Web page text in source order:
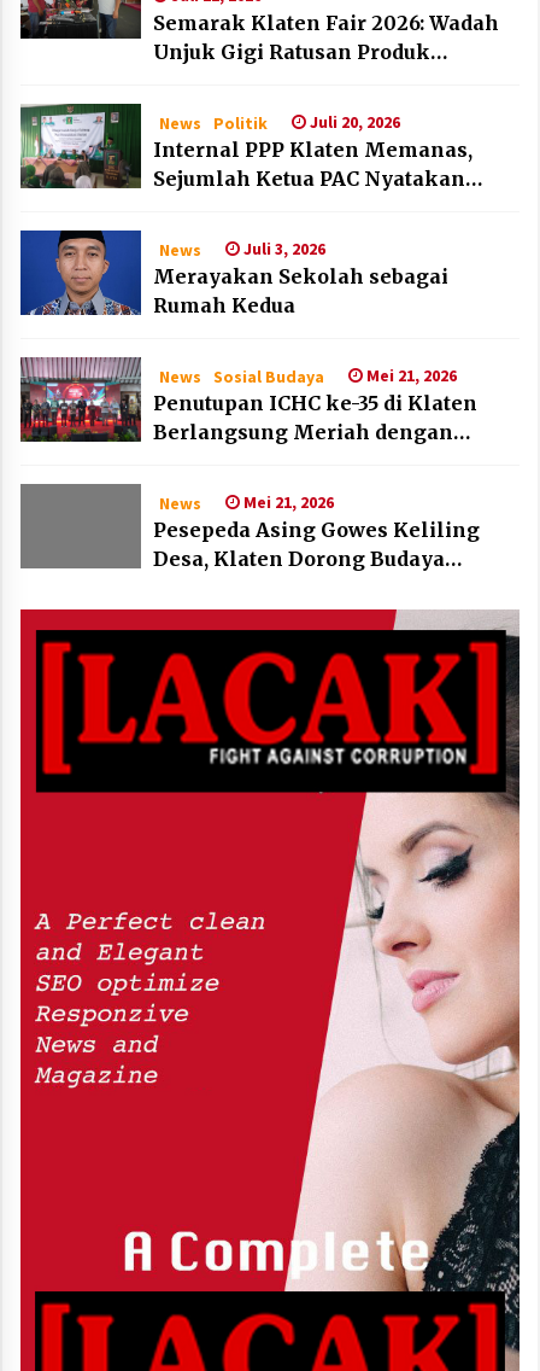
Semarak Klaten Fair 2026: Wadah
Unjuk Gigi Ratusan Produk
News Politik Juli 20, 2026
Internal PPP Klaten Memanas,
Sejumlah Ketua PAC Nyatakan
News Juli 3, 2026
Merayakan Sekolah sebagai
Rumah Kedua
News Sosial Budaya Mei 21, 2026
Penutupan ICHC ke-35 di Klaten
Berlangsung Meriah dengan
Jerman
News Mei 21, 2026
Pesepeda Asing Gowes Keliling
Desa, Klaten Dorong Budaya
Fest 2026